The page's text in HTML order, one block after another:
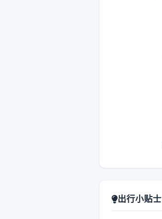
出行小贴士